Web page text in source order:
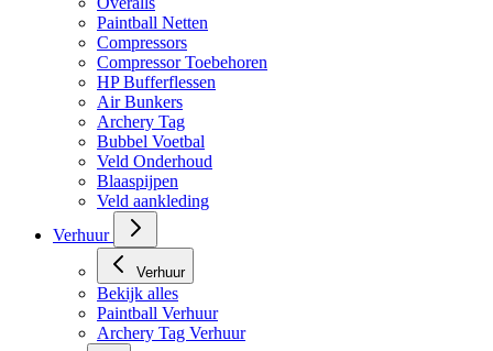
Maskers
Overalls
Paintball Netten
Compressors
Compressor Toebehoren
HP Bufferflessen
Air Bunkers
Archery Tag
Bubbel Voetbal
Veld Onderhoud
Blaaspijpen
Veld aankleding
Verhuur
Bekijk alles
Paintball Verhuur